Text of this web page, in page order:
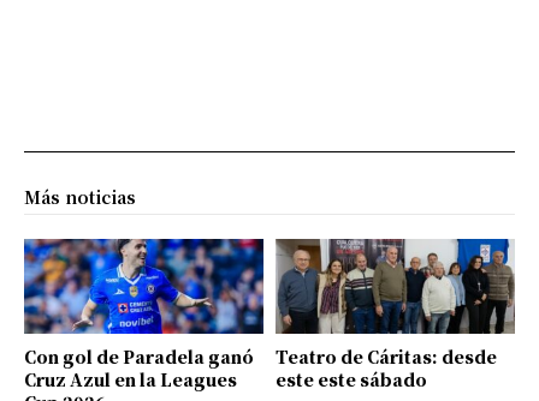
Más noticias
Con gol de Paradela ganó
Cruz Azul en la Leagues
Teatro de Cáritas: desde
este este sábado